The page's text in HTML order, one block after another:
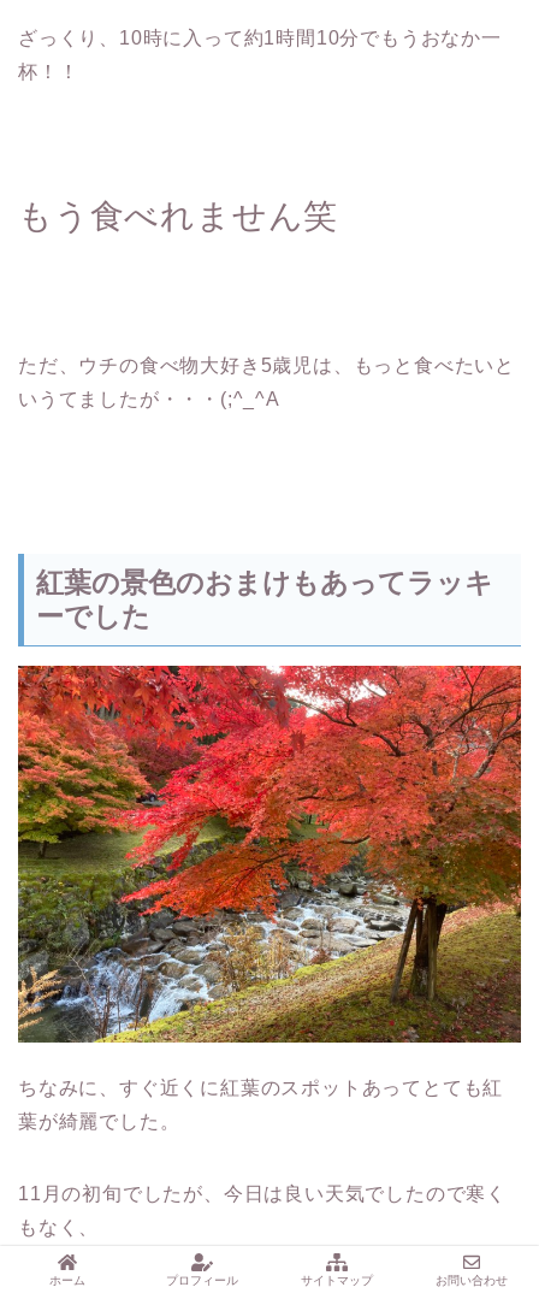
ざっくり、10時に入って約1時間10分でもうおなか一
杯！！
もう食べれません笑
ただ、ウチの食べ物大好き5歳児は、もっと食べたいと
いうてましたが・・・(;^_^A
紅葉の景色のおまけもあってラッキ
ーでした
ちなみに、すぐ近くに紅葉のスポットあってとても紅
葉が綺麗でした。
11月の初旬でしたが、今日は良い天気でしたので寒く
もなく、
ホーム プロフィール サイトマップ お問い合わせ